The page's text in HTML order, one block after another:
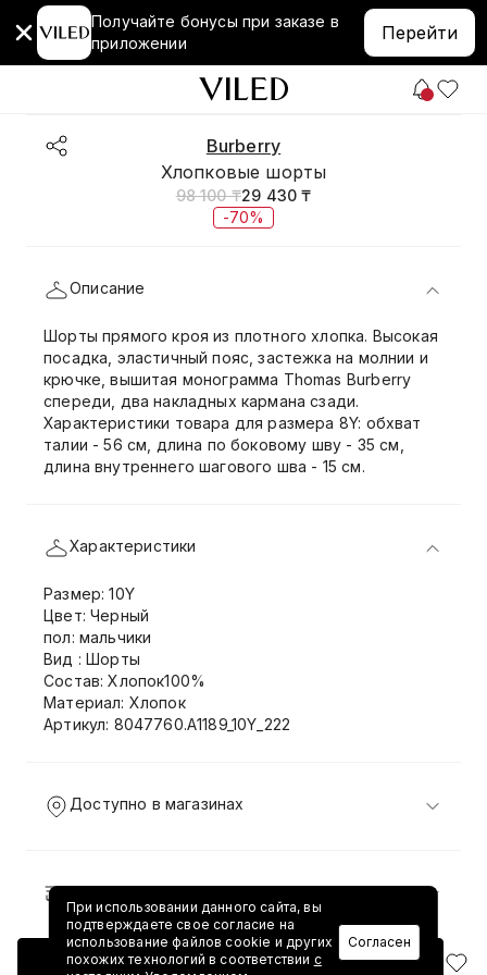
Получайте бонусы при заказе в
приложении
Перейти
Burberry
Хлопковые шорты
98 100 ₸29 430 ₸
-70%
Добавить в корзину
Описание
Шорты прямого кроя из плотного хлопка. Высокая
посадка, эластичный пояс, застежка на молнии и
крючке, вышитая монограмма Thomas Burberry
спереди, два накладных кармана сзади.
Характеристики товара для размера 8Y: обхват
талии - 56 см, длина по боковому шву - 35 см,
длина внутреннего шагового шва - 15 см.
Характеристики
Размер: 10Y
Цвет: Черный
пол: мальчики
Вид : Шорты
Состав: Хлопок100%
Материал: Хлопок
Артикул: 8047760.A1189_10Y_222
Доступно в магазинах
Доставка и возврат
При использовании данного сайта, вы
подтверждаете свое согласие на
использование файлов cookie и других
похожих технологий в соответствии с
Согласен